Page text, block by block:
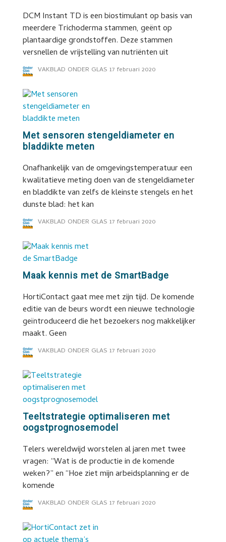
DCM Instant TD is een biostimulant op basis van
meerdere Trichoderma stammen, geënt op
plantaardige grondstoffen. Deze stammen
versnellen de vrijstelling van nutriënten uit
VAKBLAD ONDER GLAS 17 februari 2020
Met sensoren stengeldiameter en
bladdikte meten
Onafhankelijk van de omgevingstemperatuur een
kwalitatieve meting doen van de stengeldiameter
en bladdikte van zelfs de kleinste stengels en het
dunste blad: het kan
VAKBLAD ONDER GLAS 17 februari 2020
Maak kennis met de SmartBadge
HortiContact gaat mee met zijn tijd. De komende
editie van de beurs wordt een nieuwe technologie
geïntroduceerd die het bezoekers nog makkelijker
maakt. Geen
VAKBLAD ONDER GLAS 17 februari 2020
Teeltstrategie optimaliseren met
oogstprognosemodel
Telers wereldwijd worstelen al jaren met twee
vragen: “Wat is de productie in de komende
weken?” en “Hoe ziet mijn arbeidsplanning er de
komende
VAKBLAD ONDER GLAS 17 februari 2020